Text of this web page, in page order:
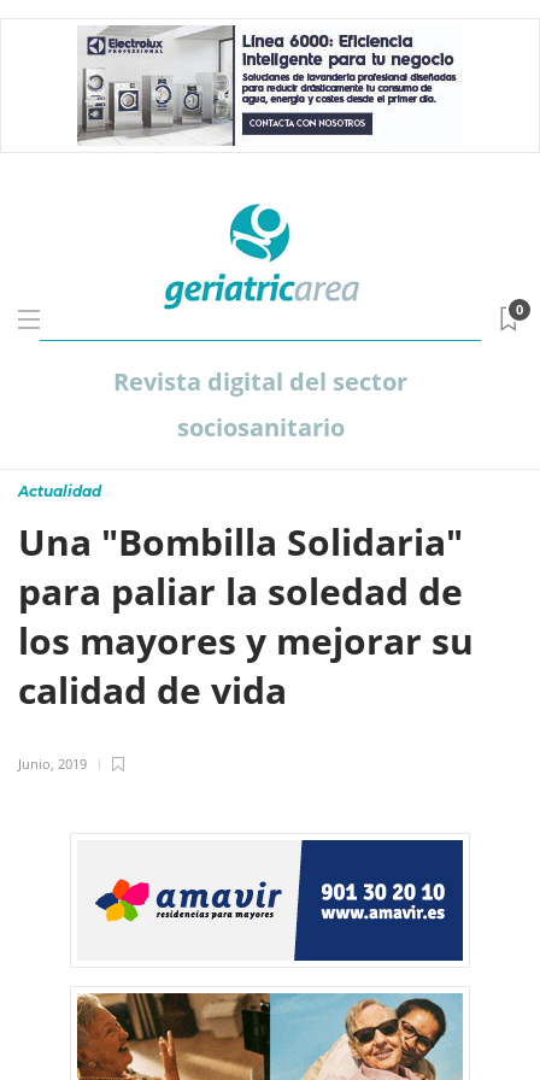
Revista digital del sector
sociosanitario
0
Actualidad
Una "Bombilla Solidaria"
para paliar la soledad de
los mayores y mejorar su
calidad de vida
Junio, 2019